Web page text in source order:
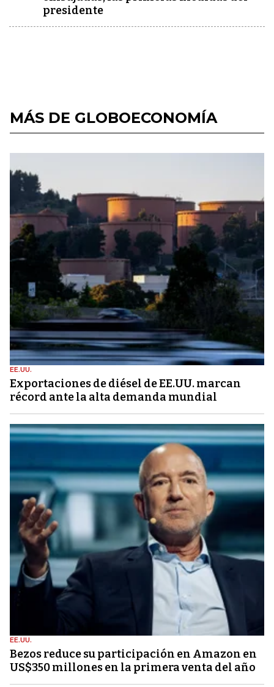
presidente
MÁS DE GLOBOECONOMÍA
EE.UU.
Exportaciones de diésel de EE.UU. marcan
récord ante la alta demanda mundial
EE.UU.
Bezos reduce su participación en Amazon en
US$350 millones en la primera venta del año